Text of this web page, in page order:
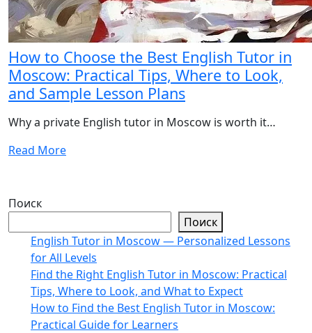
How to Choose the Best English Tutor in
Moscow: Practical Tips, Where to Look,
and Sample Lesson Plans
Why a private English tutor in Moscow is worth it…
Read More
Поиск
Поиск
English Tutor in Moscow — Personalized Lessons
for All Levels
Find the Right English Tutor in Moscow: Practical
Tips, Where to Look, and What to Expect
How to Find the Best English Tutor in Moscow:
Practical Guide for Learners